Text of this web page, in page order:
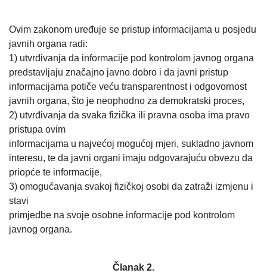
Ovim zakonom uređuje se pristup informacijama u posjedu
javnih organa radi:
1) utvrđivanja da informacije pod kontrolom javnog organa
predstavljaju značajno javno dobro i da javni pristup
informacijama potiče veću transparentnost i odgovornost
javnih organa, što je neophodno za demokratski proces,
2) utvrđivanja da svaka fizička ili pravna osoba ima pravo
pristupa ovim
informacijama u najvećoj mogućoj mjeri, sukladno javnom
interesu, te da javni organi imaju odgovarajuću obvezu da
priopće te informacije,
3) omogućavanja svakoj fizičkoj osobi da zatraži izmjenu i
stavi
primjedbe na svoje osobne informacije pod kontrolom
javnog organa.
Članak 2.